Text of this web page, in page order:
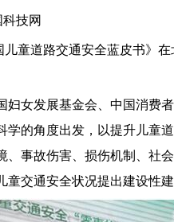
技网
童道路交通安全蓝皮书》
女发展基金会、中国消费
的角度出发，以提升儿童
事故伤害、损伤机制、社
交通安全状况提出建设性建